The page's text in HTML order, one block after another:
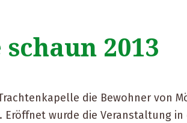
2013
Trachtenkapelle die Bewohner von
Eröffnet wurde die Veranstaltung